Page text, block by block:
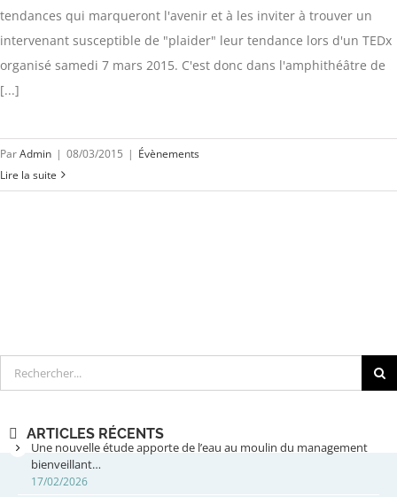
tendances qui marqueront l'avenir et à les inviter à trouver un
intervenant susceptible de "plaider" leur tendance lors d'un TEDx
organisé samedi 7 mars 2015. C'est donc dans l'amphithéâtre de
[...]
ParAdmin | 08/03/2015 | Évènements
Lire la suite
Rechercher
ARTICLES RÉCENTS
Une nouvelle étude apporte de l’eau au moulin du management
bienveillant…
17/02/2026